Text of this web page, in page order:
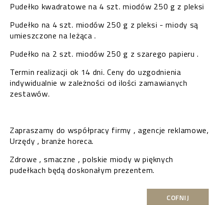
Pudełko kwadratowe na 4 szt. miodów 250 g z pleksi
Pudełko na 4 szt. miodów 250 g z pleksi - miody są
umieszczone na leżąca .
Pudełko na 2 szt. miodów 250 g z szarego papieru .
Termin realizacji ok 14 dni. Ceny do uzgodnienia
indywidualnie w zależności od ilości zamawianych
zestawów.
Zapraszamy do współpracy firmy , agencje reklamowe,
Urzędy , branże horeca.
Zdrowe , smaczne , polskie miody w pięknych
pudełkach będą doskonałym prezentem.
COFNIJ